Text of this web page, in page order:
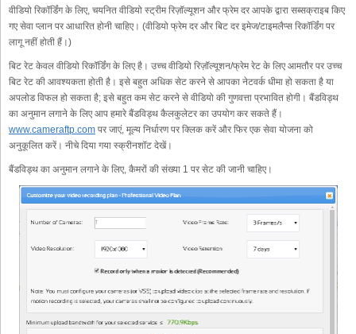
वीडियो रिकॉर्डिंग के लिए, चयनित वीडियो स्ट्रीम रिज़ॉल्यूशन और फ्रेम दर आपके द्वारा सब्सक्राइब किए
गए सेवा प्लान पर आधारित होनी चाहिए। (वीडियो फ्रेम दर और बिट दर इमेज/टाइमलैप्स रिकॉर्डिंग पर
लागू नहीं होती हैं।)
बिट रेट केवल वीडियो रिकॉर्डिंग के लिए है। उच्च वीडियो रिज़ॉल्यूशन/फ्रेम रेट के लिए आमतौर पर उच्च
बिट रेट की आवश्यकता होती है। इसे बहुत अधिक सेट करने से आपका नेटवर्क धीमा हो सकता है या
अपलोड विफल हो सकता है; इसे बहुत कम सेट करने से वीडियो की गुणवत्ता प्रभावित होगी। बैंडविड्थ
का अनुमान लगाने के लिए आप हमारे बैंडविड्थ कैलकुलेटर का उपयोग कर सकते हैं।
www.cameraftp.com पर जाएं, मूल्य निर्धारण पर क्लिक करें और फिर एक सेवा योजना को
अनुकूलित करें। नीचे दिया गया स्क्रीनशॉट देखें।
बैंडविड्थ का अनुमान लगाने के लिए, कैमरों की संख्या 1 पर सेट की जानी चाहिए।